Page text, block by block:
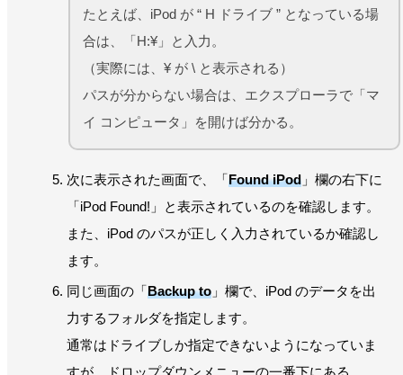
たとえば、iPod が “ H ドライブ ” となっている場
合は、「H:¥」と入力。
（実際には、¥ が \ と表示される）
パスが分からない場合は、エクスプローラで「マ
イ コンピュータ」を開けば分かる。
次に表示された画面で、「Found iPod 」欄の右下に
「iPod Found!」と表示されているのを確認します。
また、iPod のパスが正しく入力されているか確認し
ます。
同じ画面の「Backup to 」欄で、iPod のデータを出
力するフォルダを指定します。
通常はドライブしか指定できないようになっていま
すが、ドロップダウンメニューの一番下にある